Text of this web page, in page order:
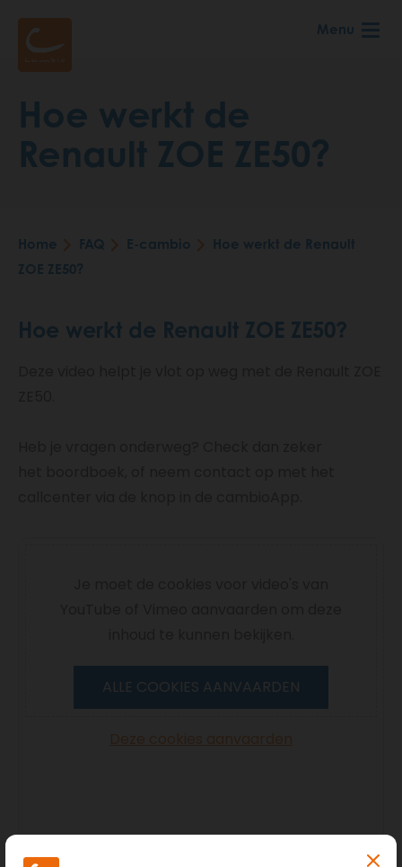
Menu
Hoe werkt de
Renault ZOE ZE50?
Breadcrumb
Home FAQ E-cambio
Hoe werkt de Renault
ZOE ZE50?
Hoe werkt de Renault ZOE ZE50?
ALLE COOKIES AANVAARDEN
Deze cookies aanvaarden